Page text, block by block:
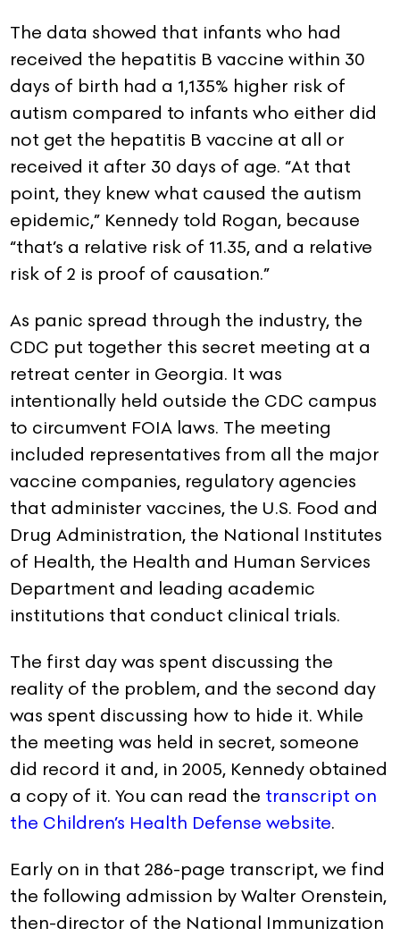
The data showed that infants who had
received the hepatitis B vaccine within 30
days of birth had a 1,135% higher risk of
autism compared to infants who either did
not get the hepatitis B vaccine at all or
received it after 30 days of age. “At that
point, they knew what caused the autism
epidemic,” Kennedy told Rogan, because
“that’s a relative risk of 11.35, and a relative
risk of 2 is proof of causation.”
As panic spread through the industry, the
CDC put together this secret meeting at a
retreat center in Georgia. It was
intentionally held outside the CDC campus
to circumvent FOIA laws. The meeting
included representatives from all the major
vaccine companies, regulatory agencies
that administer vaccines, the U.S. Food and
Drug Administration, the National Institutes
of Health, the Health and Human Services
Department and leading academic
institutions that conduct clinical trials.
The first day was spent discussing the
reality of the problem, and the second day
was spent discussing how to hide it. While
the meeting was held in secret, someone
did record it and, in 2005, Kennedy obtained
a copy of it. You can read the transcript on
the Children’s Health Defense website.
Early on in that 286-page transcript, we find
the following admission by Walter Orenstein,
then-director of the National Immunization